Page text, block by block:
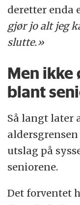
deretter enda
gjør jo alt jeg
slutte.»
Men ikke
blant
Så langt later
utslag på
seniorene.
Det forventet